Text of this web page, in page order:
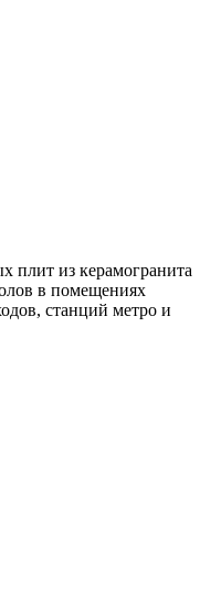
плит из керамогранита
в помещениях
станций метро и